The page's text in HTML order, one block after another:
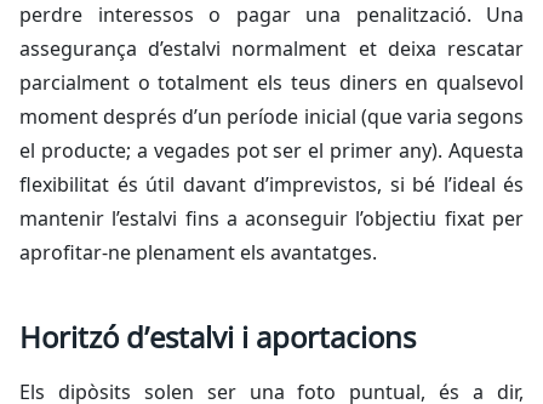
perdre interessos o pagar una penalització. Una
assegurança d’estalvi normalment et deixa rescatar
parcialment o totalment els teus diners en qualsevol
moment després d’un període inicial (que varia segons
el producte; a vegades pot ser el primer any). Aquesta
flexibilitat és útil davant d’imprevistos, si bé l’ideal és
mantenir l’estalvi fins a aconseguir l’objectiu fixat per
aprofitar-ne plenament els avantatges.
Horitzó d’estalvi i aportacions
Els dipòsits solen ser una foto puntual, és a dir,